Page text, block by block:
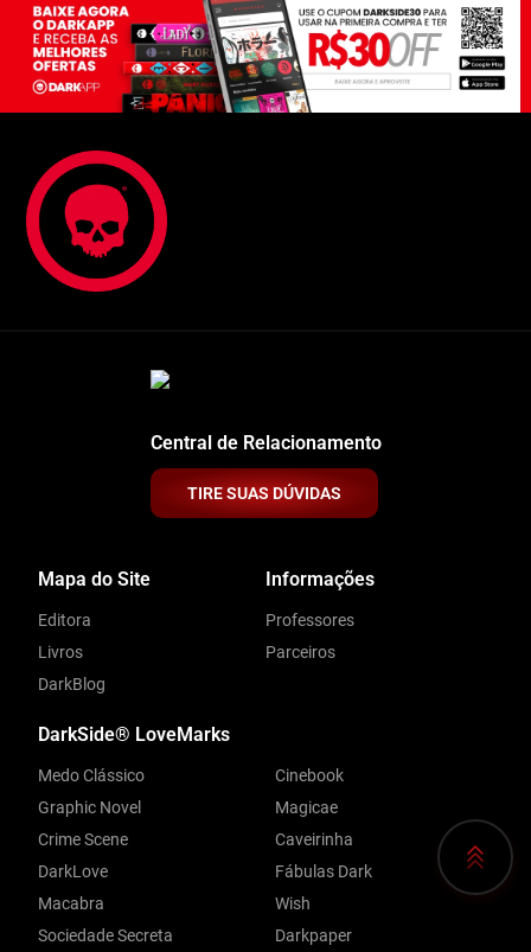
Central de Relacionamento
TIRE SUAS DÚVIDAS
Mapa do Site
Editora
Livros
DarkBlog
Informações
Professores
Parceiros
DarkSide® LoveMarks
Medo Clássico
Graphic Novel
Crime Scene
DarkLove
Macabra
Sociedade Secreta
Cinebook
Magicae
Caveirinha
Fábulas Dark
Wish
Darkpaper